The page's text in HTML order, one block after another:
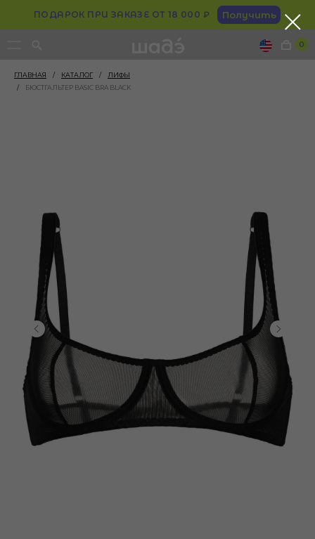
ПОДАРОК ПРИ ЗАКАЗЕ ОТ 18 000 ₽ Получить
0
ГЛАВНАЯ КАТАЛОГ
/ /
ЛИФЫ
БЮСТГАЛЬТЕР BASIC BRA BLACK
/